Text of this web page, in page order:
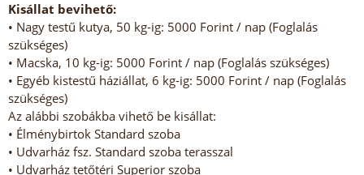
Kisállat bevihető:
• Nagy testű kutya, 50 kg-ig: 5000 Forint / nap (Foglalás
szükséges)
• Macska, 10 kg-ig: 5000 Forint / nap (Foglalás szükséges)
• Egyéb kistestű háziállat, 6 kg-ig: 5000 Forint / nap (Foglalás
szükséges)
Az alábbi szobákba vihető be kisállat:
• Élménybirtok Standard szoba
• Udvarház fsz. Standard szoba terasszal
• Udvarház tetőtéri Superior szoba